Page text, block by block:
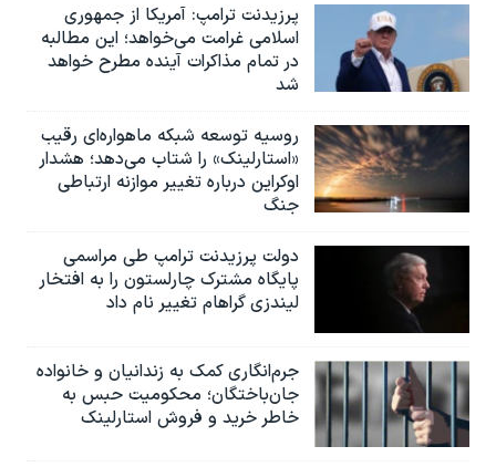
پرزیدنت ترامپ: آمریکا از جمهوری
اسلامی غرامت می‌خواهد؛ این مطالبه
در تمام مذاکرات آینده مطرح خواهد
شد
روسیه توسعه شبکه ماهواره‌ای رقیب
«استارلینک» را شتاب می‌دهد؛ هشدار
اوکراین درباره تغییر موازنه ارتباطی
جنگ
دولت پرزیدنت ترامپ طی مراسمی
پایگاه مشترک چارلستون را به افتخار
لیندزی گراهام تغییر نام داد
جرم‌انگاری کمک به زندانیان و خانواده
جان‌باختگان؛ محکومیت حبس به‌
خاطر خرید و فروش استارلینک